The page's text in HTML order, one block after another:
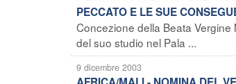
PECCATO E LE SUE
Concezione della Beata
del suo studio nel Pala ...
9 dicembre 2003